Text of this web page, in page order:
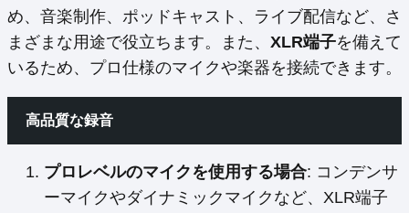
め、音楽制作、ポッドキャスト、ライブ配信など、さ
まざまな用途で役立ちます。また、 XLR端子を備えて
いるため、プロ仕様のマイクや楽器を接続できます。
高品質な録音
プロレベルのマイクを使用する場合: コンデンサ
ーマイクやダイナミックマイクなど、XLR端子